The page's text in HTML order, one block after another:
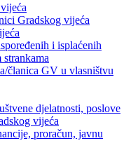
Gradskog vijeća
i isplaćenih
članica GV u vlasništvu
djelatnosti, poslove
vijeća
proračun, javnu